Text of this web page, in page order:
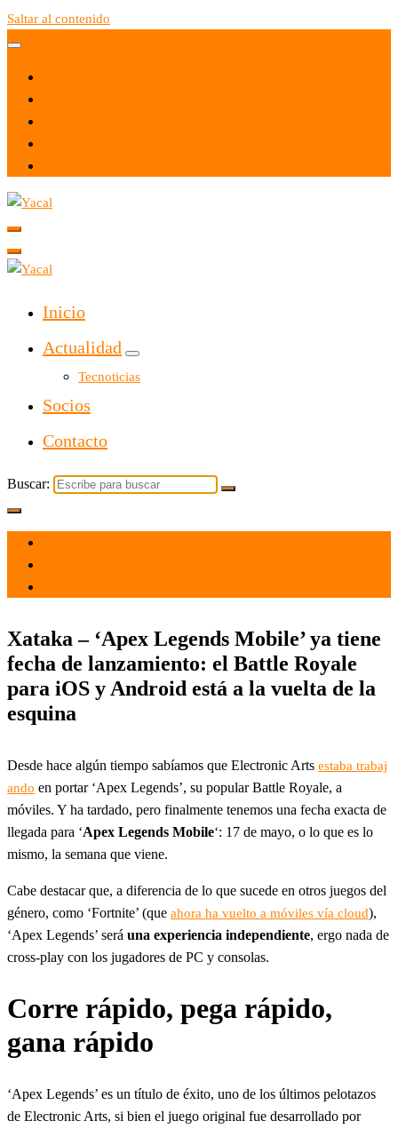
Saltar al contenido
Yacal micro hosting
Inicio
Actualidad
Tecnoticias
Socios
Contacto
Buscar:
Xataka – ‘Apex Legends Mobile’ ya tiene
fecha de lanzamiento: el Battle Royale
para iOS y Android está a la vuelta de la
esquina
Desde hace algún tiempo sabíamos que Electronic Arts estaba trabaj
ando en portar ‘Apex Legends’, su popular Battle Royale, a
móviles. Y ha tardado, pero finalmente tenemos una fecha exacta de
llegada para ‘Apex Legends Mobile‘: 17 de mayo, o lo que es lo
mismo, la semana que viene.
Cabe destacar que, a diferencia de lo que sucede en otros juegos del
género, como ‘Fortnite’ (que ahora ha vuelto a móviles vía cloud),
‘Apex Legends’ será una experiencia independiente, ergo nada de
cross-play con los jugadores de PC y consolas.
Corre rápido, pega rápido,
gana rápido
‘Apex Legends’ es un título de éxito, uno de los últimos pelotazos
de Electronic Arts, si bien el juego original fue desarrollado por